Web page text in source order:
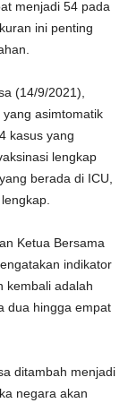
menjadi 54 pada
ini penting
(14/9/2021),
asimtomatik
kasus yang
lengkap
berada di ICU,
Ketua Bersama
indikator
kembali adalah
dua hingga empat
ditambah menjadi
negara akan